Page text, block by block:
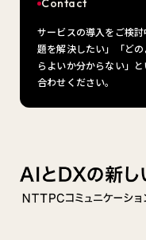
Contact
サービスの導入をご検
題を解決したい」「ど
らよいか分からない」
合わせください。